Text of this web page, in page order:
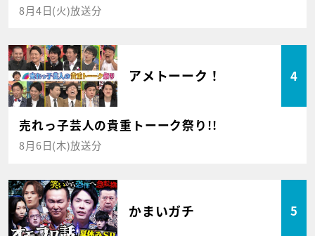
8月4日(火)放送分
アメトーーク！ 4
売れっ子芸人の貴重トーーク祭り!!
8月6日(木)放送分
かまいガチ 5